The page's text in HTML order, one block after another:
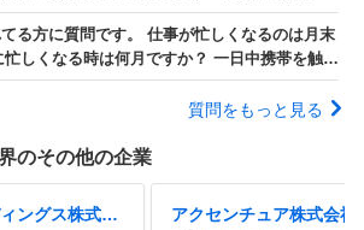
・LINEで...
る方に質問です。 仕事が忙しくなるのは月末
しくなる時は何月ですか？ 一日中携帯を触れ
か？ LIN...
質問をもっと見る
のその他の企業
TOPPANホールディングス株式会社
アクセンチュア株式会社